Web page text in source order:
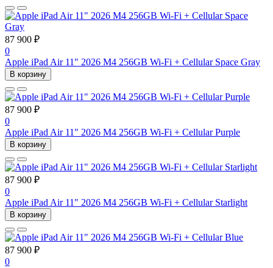
87 900 ₽
0
Apple iPad Air 11" 2026 M4 256GB Wi-Fi + Cellular Space Gray
В корзину
87 900 ₽
0
Apple iPad Air 11" 2026 M4 256GB Wi-Fi + Cellular Purple
В корзину
87 900 ₽
0
Apple iPad Air 11" 2026 M4 256GB Wi-Fi + Cellular Starlight
В корзину
87 900 ₽
0